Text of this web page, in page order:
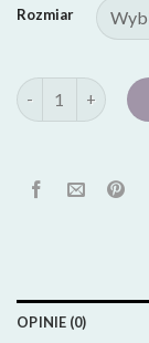
Rozmiar
ilość buty damskie
OPINIE (0)